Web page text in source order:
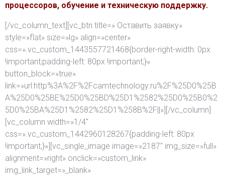
процессоров, обучение и техническую поддержку.
[/vc_column_text][vc_btn title=» Оставить заявку»
style=»flat» size=»lg» align=»center»
css=».vc_custom_1443557721468{border-right-width: 0px
!important;padding-left: 80px !important;}»
button_block=»true»
link=»url:http%3A%2F%2Fcamtechnology.ru%2F%25D0%25B
A%25D0%25BE%25D0%25BD%25D1%2582%25D0%25B0%2
5D0%25BA%25D1%2582%25D1%258B%2F||»][/vc_column]
[vc_column width=»1/4″
css=».vc_custom_1442960128267{padding-left: 80px
!important;}»][vc_single_image image=»2187″ img_size=»full»
alignment=»right» onclick=»custom_link»
img_link_target=»_blank»